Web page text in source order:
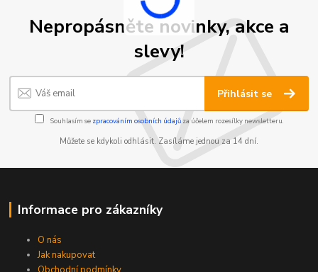
Nepropásněte novinky, akce a
slevy!
Přihlásit se
Souhlasím se zpracováním osobních údajůza účelem rozesílky newsletteru.
Můžete se kdykoli odhlásit. Zasíláme jednou za 14 dní.
Informace pro zákazníky
O nás
Jak nakupovat